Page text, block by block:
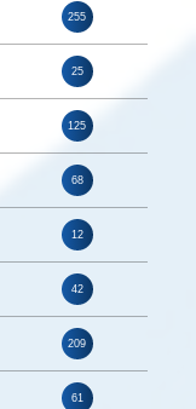
255
25
125
68
12
42
209
61